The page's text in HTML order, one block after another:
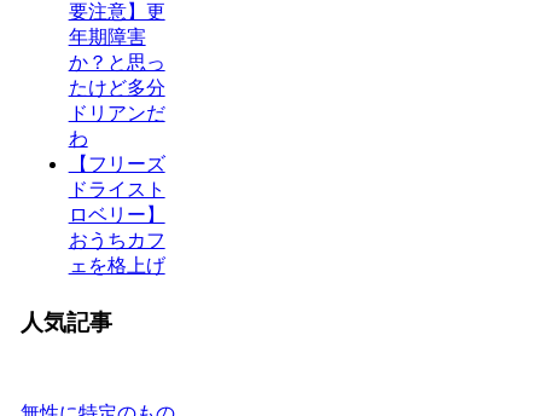
要注意】更
年期障害
か？と思っ
たけど多分
ドリアンだ
わ
【フリーズ
ドライスト
ロベリー】
おうちカフ
ェを格上げ
人気記事